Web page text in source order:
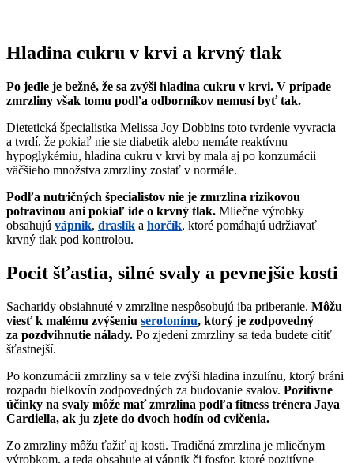
Hladina cukru v krvi a krvný tlak
Po jedle je bežné, že sa zvýši hladina cukru v krvi. V prípade
zmrzliny však tomu podľa odborníkov nemusí byť tak.
Dietetická špecialistka Melissa Joy Dobbins toto tvrdenie vyvracia
a tvrdí, že pokiaľ nie ste diabetik alebo nemáte reaktívnu
hypoglykémiu, hladina cukru v krvi by mala aj po konzumácii
väčšieho množstva zmrzliny zostať v normále.
Podľa nutričných špecialistov nie je zmrzlina rizikovou
potravinou ani pokiaľ ide o krvný tlak. Mliečne výrobky
obsahujú vápnik, draslík a horčík, ktoré pomáhajú udržiavať
krvný tlak pod kontrolou.
Pocit šťastia, silné svaly a pevnejšie kosti
Sacharidy obsiahnuté v zmrzline nespôsobujú iba priberanie. Môžu
viesť k malému zvýšeniu serotonínu, ktorý je zodpovedný
za pozdvihnutie nálady. Po zjedení zmrzliny sa teda budete cítiť
šťastnejší.
Po konzumácii zmrzliny sa v tele zvýši hladina inzulínu, ktorý bráni
rozpadu bielkovín zodpovedných za budovanie svalov. Pozitívne
účinky na svaly môže mať zmrzlina podľa fitness trénera Jaya
Cardiella, ak ju zjete do dvoch hodín od cvičenia.
Zo zmrzliny môžu ťažiť aj kosti. Tradičná zmrzlina je mliečnym
výrobkom, a teda obsahuje aj vápnik či fosfor, ktoré pozitívne